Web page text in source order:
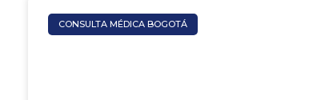
CONSULTA MÉDICA BOGOTÁ